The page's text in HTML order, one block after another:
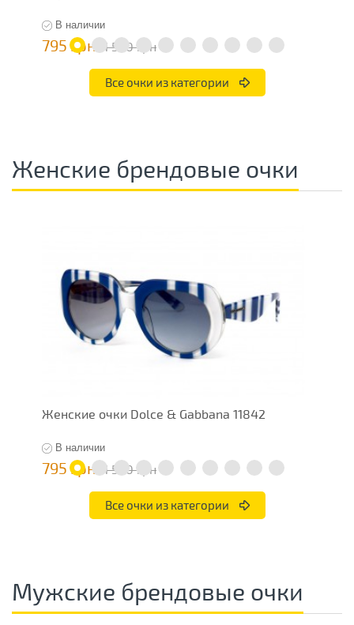
В наличии
795 грн 1 590 грн
Все очки из категории
Женские брендовые очки
Женские очки Dolce & Gabbana 11842
В наличии
795 грн 1 590 грн
Все очки из категории
Мужские брендовые очки